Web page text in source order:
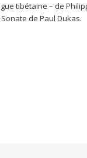
tibétaine – de
de Paul Dukas.